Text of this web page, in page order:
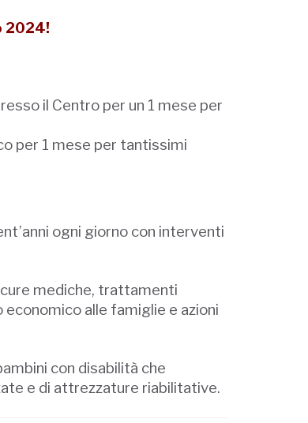
2024!
il Centro per un 1 mese per
per 1 mese per tantissimi
ogni giorno con interventi
mediche, trattamenti
alle famiglie e azioni
con disabilità che
e di attrezzature riabilitative.